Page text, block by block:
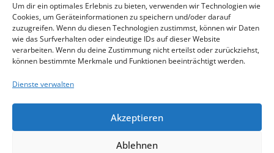
Um dir ein optimales Erlebnis zu bieten, verwenden wir Technologien wie
Cookies, um Geräteinformationen zu speichern und/oder darauf
zuzugreifen. Wenn du diesen Technologien zustimmst, können wir Daten
wie das Surfverhalten oder eindeutige IDs auf dieser Website
verarbeiten. Wenn du deine Zustimmung nicht erteilst oder zurückziehst,
können bestimmte Merkmale und Funktionen beeinträchtigt werden.
Dienste verwalten
Akzeptieren
Ablehnen
Wirtschaft & Verkehr
Senioren & Inklusion